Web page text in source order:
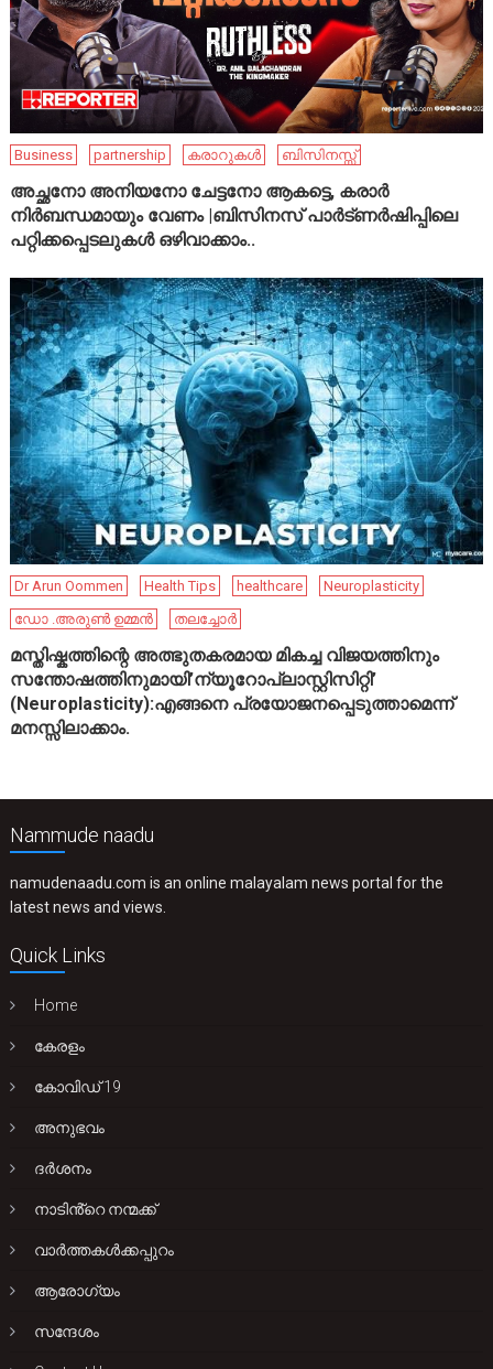
Business partnership കരാറുകൾ ബിസിനസ്സ്
അച്ഛനോ അനിയനോ ചേട്ടനോ ആകട്ടെ, കരാർ
നിർബന്ധമായും വേണം |ബിസിനസ് പാർട്ണർഷിപ്പിലെ
പറ്റിക്കപ്പെടലുകൾ ഒഴിവാക്കാം..
Dr Arun Oommen Health Tips healthcare
Neuroplasticity
ഡോ .അരുൺ ഉമ്മൻ
തലച്ചോർ
മസ്തിഷ്കത്തിന്റെ അത്ഭുതകരമായ മികച്ച വിജയത്തിനും
സന്തോഷത്തിനുമായി’ന്യൂറോപ്ലാസ്റ്റിസിറ്റി’
(Neuroplasticity):എങ്ങനെ പ്രയോജനപ്പെടുത്താമെന്ന്
മനസ്സിലാക്കാം.
Nammude naadu
namudenaadu.com is an online malayalam news portal for the
latest news and views.
Quick Links
Home
കേരളം
കോവിഡ് 19
അനുഭവം
ദർശനം
നാടിൻ്റെ നന്മക്ക്
വാർത്തകൾക്കപ്പുറം
ആരോഗ്യം
സന്ദേശം